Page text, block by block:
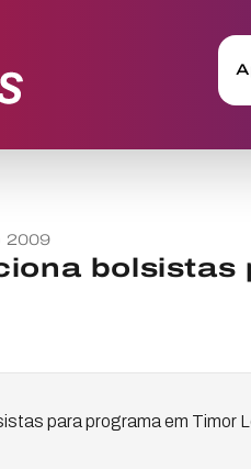
2009
bolsistas
para programa em Timor